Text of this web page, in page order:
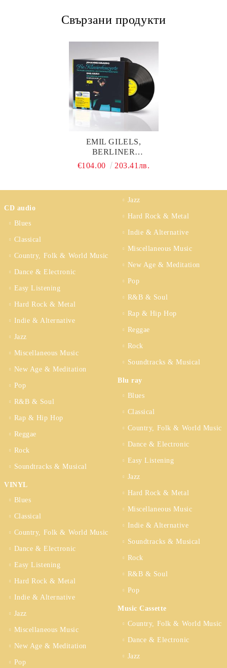
Свързани продукти
EMIL GILELS,
BERLINER
PHILHARMONIKER,
CONCERTOS NOS. 1 & 2
(2 X VINYL)
€104.00 203.41лв.
CD audio
Blues
Classical
Country, Folk & World Music
Dance & Electronic
Easy Listening
Hard Rock & Metal
Indie & Alternative
Jazz
Miscellaneous Music
New Age & Meditation
Pop
R&B & Soul
Rap & Hip Hop
Reggae
Rock
Soundtracks & Musical
VINYL
Blues
Classical
Country, Folk & World Music
Dance & Electronic
Easy Listening
Hard Rock & Metal
Indie & Alternative
Jazz
Miscellaneous Music
New Age & Meditation
Pop
Jazz
Hard Rock & Metal
Indie & Alternative
Miscellaneous Music
New Age & Meditation
Pop
R&B & Soul
Rap & Hip Hop
Reggae
Rock
Soundtracks & Musical
Blu ray
Blues
Classical
Country, Folk & World Music
Dance & Electronic
Easy Listening
Jazz
Hard Rock & Metal
Miscellaneous Music
Indie & Alternative
Soundtracks & Musical
Rock
R&B & Soul
Pop
Music Cassette
Country, Folk & World Music
Dance & Electronic
Jazz